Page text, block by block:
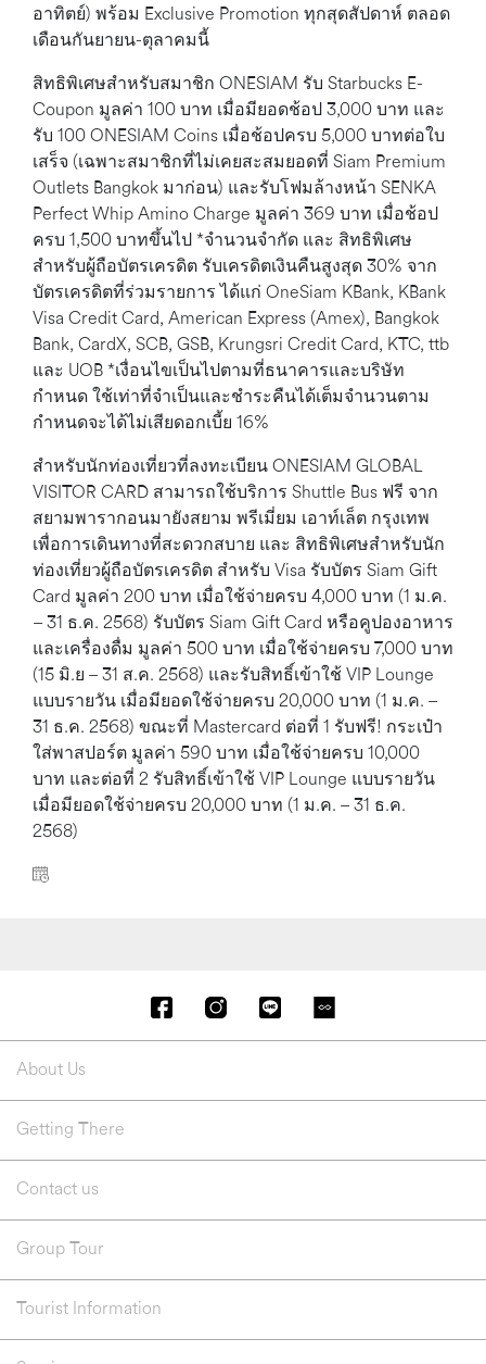
อาทิตย์) พร้อม Exclusive Promotion ทุกสุดสัปดาห์ ตลอด
เดือนกันยายน-ตุลาคมนี้
สิทธิพิเศษสำหรับสมาชิก ONESIAM รับ Starbucks E-
Coupon มูลค่า 100 บาท เมื่อมียอดช้อป 3,000 บาท และ
รับ 100 ONESIAM Coins เมื่อช้อปครบ 5,000 บาทต่อใบ
เสร็จ (เฉพาะสมาชิกที่ไม่เคยสะสมยอดที่ Siam Premium
Outlets Bangkok มาก่อน) และรับโฟมล้างหน้า SENKA
Perfect Whip Amino Charge มูลค่า 369 บาท เมื่อช้อป
ครบ 1,500 บาทขึ้นไป *จำนวนจำกัด และ สิทธิพิเศษ
สำหรับผู้ถือบัตรเครดิต รับเครดิตเงินคืนสูงสุด 30% จาก
บัตรเครดิตที่ร่วมรายการ ได้แก่ OneSiam KBank, KBank
Visa Credit Card, American Express (Amex), Bangkok
Bank, CardX, SCB, GSB, Krungsri Credit Card, KTC, ttb
และ UOB *เงื่อนไขเป็นไปตามที่ธนาคารและบริษัท
กำหนด ใช้เท่าที่จำเป็นและชำระคืนได้เต็มจำนวนตาม
กำหนดจะได้ไม่เสียดอกเบี้ย 16%
สำหรับนักท่องเที่ยวที่ลงทะเบียน ONESIAM GLOBAL
VISITOR CARD สามารถใช้บริการ Shuttle Bus ฟรี จาก
สยามพารากอนมายังสยาม พรีเมี่ยม เอาท์เล็ต กรุงเทพ
เพื่อการเดินทางที่สะดวกสบาย และ สิทธิพิเศษสำหรับนัก
ท่องเที่ยวผู้ถือบัตรเครดิต สำหรับ Visa รับบัตร Siam Gift
Card มูลค่า 200 บาท เมื่อใช้จ่ายครบ 4,000 บาท (1 ม.ค.
– 31 ธ.ค. 2568) รับบัตร Siam Gift Card หรือคูปองอาหาร
และเครื่องดื่ม มูลค่า 500 บาท เมื่อใช้จ่ายครบ 7,000 บาท
(15 มิ.ย – 31 ส.ค. 2568) และรับสิทธิ์เข้าใช้ VIP Lounge
แบบรายวัน เมื่อมียอดใช้จ่ายครบ 20,000 บาท (1 ม.ค. –
31 ธ.ค. 2568) ขณะที่ Mastercard ต่อที่ 1 รับฟรี! กระเป๋า
ใส่พาสปอร์ต มูลค่า 590 บาท เมื่อใช้จ่ายครบ 10,000
บาท และต่อที่ 2 รับสิทธิ์เข้าใช้ VIP Lounge แบบรายวัน
เมื่อมียอดใช้จ่ายครบ 20,000 บาท (1 ม.ค. – 31 ธ.ค.
2568)
About Us
Getting There
Contact us
Group Tour
Tourist Information